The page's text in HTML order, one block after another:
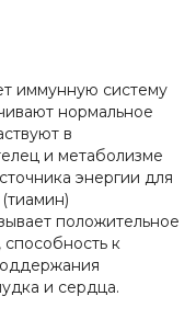
иммунную систему
нормальное
в
и метаболизме
энергии для
положительное
способность к
и сердца.